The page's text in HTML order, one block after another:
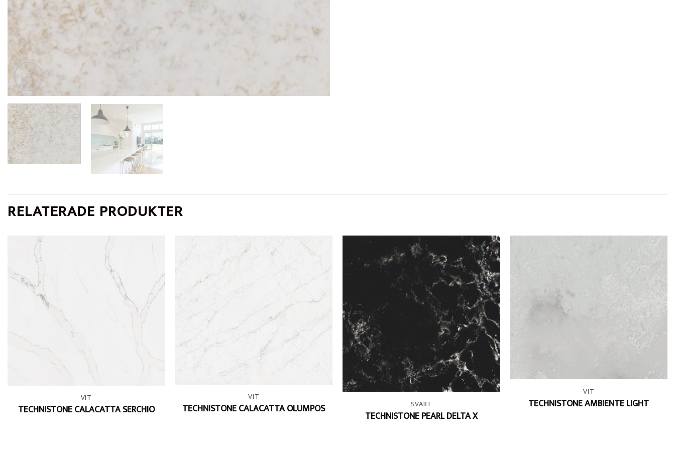
RELATERADE PRODUKTER
VIT
TECHNISTONE CALACATTA SERCHIO
VIT
TECHNISTONE CALACATTA OLUMPOS SVART
TECHNISTONE PEARL DELTA X
VIT
TECHNISTONE AMBIENTE LIGHT